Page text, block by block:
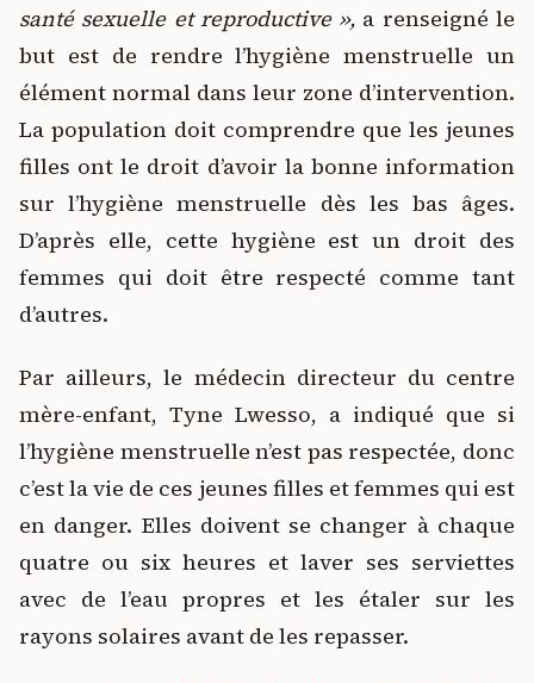
santé sexuelle et reproductive », a renseigné le
but est de rendre l’hygiène menstruelle un
élément normal dans leur zone d’intervention.
La population doit comprendre que les jeunes
filles ont le droit d’avoir la bonne information
sur l’hygiène menstruelle dès les bas âges.
D’après elle, cette hygiène est un droit des
femmes qui doit être respecté comme tant
d’autres.
Par ailleurs, le médecin directeur du centre
mère-enfant, Tyne Lwesso, a indiqué que si
l’hygiène menstruelle n’est pas respectée, donc
c’est la vie de ces jeunes filles et femmes qui est
en danger. Elles doivent se changer à chaque
quatre ou six heures et laver ses serviettes
avec de l’eau propres et les étaler sur les
rayons solaires avant de les repasser.